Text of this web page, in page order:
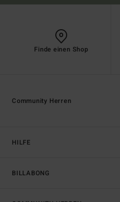
Finde einen Shop
HILFE
BILLABONG
Community Herren